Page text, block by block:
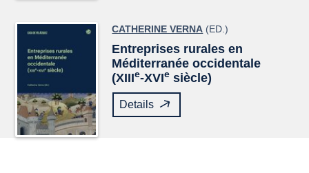
CATHERINE VERNA (ED.)
Entreprises rurales en
Méditerranée occidentale
(XIIIe-XVIe siècle)
Details